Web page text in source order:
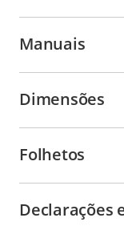
Manuais
Dimensões
Folhetos
Declarações